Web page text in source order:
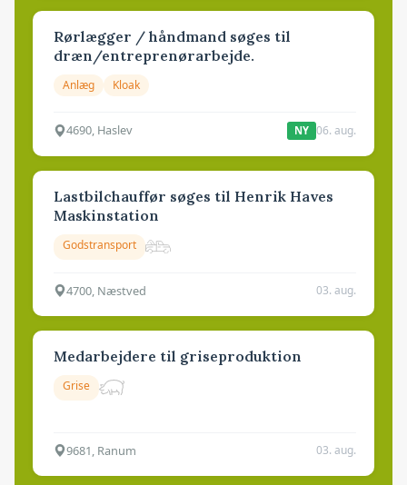
Rørlægger / håndmand søges til
dræn/entreprenørarbejde.
Anlæg Kloak
4690, Haslev NY 06. aug.
Lastbilchauffør søges til Henrik Haves
Maskinstation
Godstransport
4700, Næstved 03. aug.
Medarbejdere til griseproduktion
Grise
9681, Ranum 03. aug.